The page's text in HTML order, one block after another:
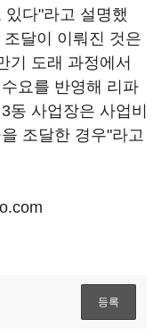
다"라고 설명했
달이 이뤄진 것은
기 도래 과정에서
요를 반영해 리파
동 사업장은 사업비
조달한 경우"라고